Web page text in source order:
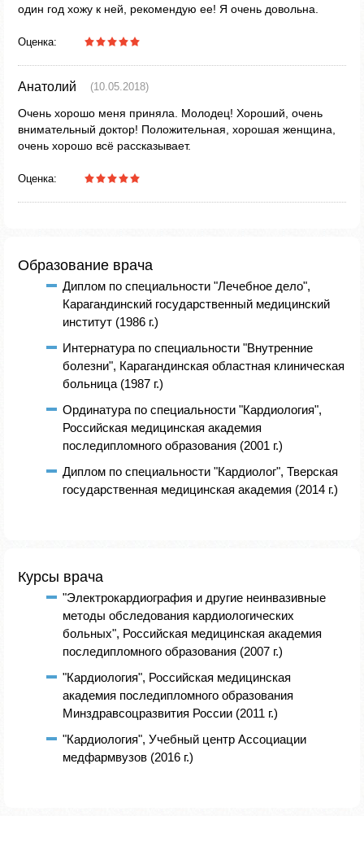
один год хожу к ней, рекомендую ее! Я очень довольна.
Оценка:
Анатолий (10.05.2018)
Очень хорошо меня приняла. Молодец! Хороший, очень
внимательный доктор! Положительная, хорошая женщина,
очень хорошо всё рассказывает.
Оценка:
Образование врача
Диплом по специальности "Лечебное дело",
Карагандинский государственный медицинский
институт (1986 г.)
Интернатура по специальности "Внутренние
болезни", Карагандинская областная клиническая
больница (1987 г.)
Ординатура по специальности "Кардиология",
Российская медицинская академия
последипломного образования (2001 г.)
Диплом по специальности "Кардиолог", Тверская
государственная медицинская академия (2014 г.)
Курсы врача
"Электрокардиография и другие неинвазивные
методы обследования кардиологических
больных", Российская медицинская академия
последипломного образования (2007 г.)
"Кардиология", Российская медицинская
академия последипломного образования
Минздравсоцразвития России (2011 г.)
"Кардиология", Учебный центр Ассоциации
медфармвузов (2016 г.)